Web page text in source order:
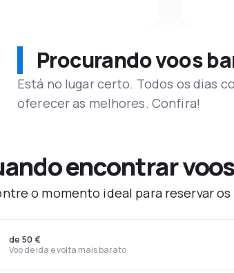
Procurando voos
Está no lugar certo. Todos os dias
oferecer as melhores. Confira!
encontrar
o momento ideal para reservar
Voo de ida e volta mais barato
de 50 €